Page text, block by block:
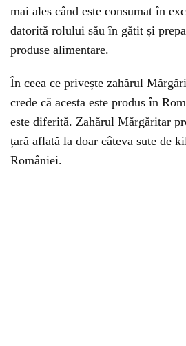
mai ales când este consumat în
datorită rolului său în gătit și
produse alimentare.
În ceea ce privește zahărul
crede că acesta este produs în
este diferită. Zahărul Mărgăritar
țară aflată la doar câteva sute de
României.